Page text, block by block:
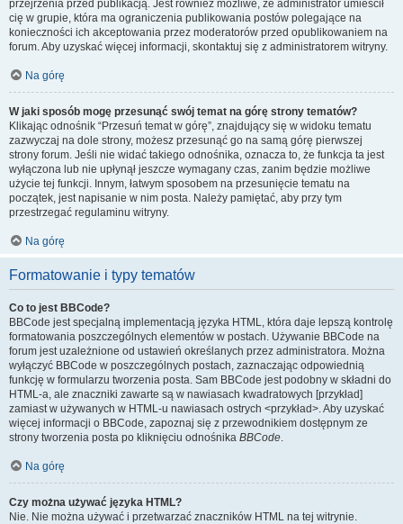
przejrzenia przed publikacją. Jest również możliwe, że administrator umieścił
cię w grupie, która ma ograniczenia publikowania postów polegające na
konieczności ich akceptowania przez moderatorów przed opublikowaniem na
forum. Aby uzyskać więcej informacji, skontaktuj się z administratorem witryny.
Na górę
W jaki sposób mogę przesunąć swój temat na górę strony tematów?
Klikając odnośnik “Przesuń temat w górę”, znajdujący się w widoku tematu
zazwyczaj na dole strony, możesz przesunąć go na samą górę pierwszej
strony forum. Jeśli nie widać takiego odnośnika, oznacza to, że funkcja ta jest
wyłączona lub nie upłynął jeszcze wymagany czas, zanim będzie możliwe
użycie tej funkcji. Innym, łatwym sposobem na przesunięcie tematu na
początek, jest napisanie w nim posta. Należy pamiętać, aby przy tym
przestrzegać regulaminu witryny.
Na górę
Formatowanie i typy tematów
Co to jest BBCode?
BBCode jest specjalną implementacją języka HTML, która daje lepszą kontrolę
formatowania poszczególnych elementów w postach. Używanie BBCode na
forum jest uzależnione od ustawień określanych przez administratora. Można
wyłączyć BBCode w poszczególnych postach, zaznaczając odpowiednią
funkcję w formularzu tworzenia posta. Sam BBCode jest podobny w składni do
HTML-a, ale znaczniki zawarte są w nawiasach kwadratowych [przykład]
zamiast w używanych w HTML-u nawiasach ostrych <przykład>. Aby uzyskać
więcej informacji o BBCode, zapoznaj się z przewodnikiem dostępnym ze
strony tworzenia posta po kliknięciu odnośnika BBCode.
Na górę
Czy można używać języka HTML?
Nie. Nie można używać i przetwarzać znaczników HTML na tej witrynie.